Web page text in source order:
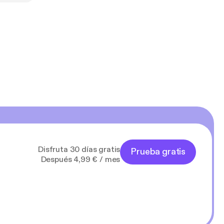
Disfruta 30 días gratis
Después 4,99 € / mes
Prueba gratis